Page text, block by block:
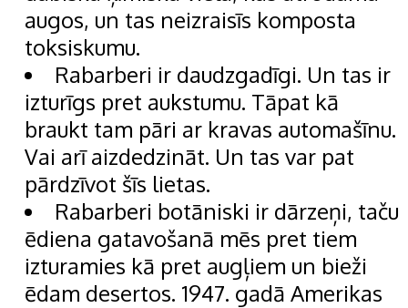
augos, un tas neizraisīs komposta
toksiskumu.
Rabarberi ir daudzgadīgi. Un tas ir
izturīgs pret aukstumu. Tāpat kā
braukt tam pāri ar kravas automašīnu.
Vai arī aizdedzināt. Un tas var pat
pārdzīvot šīs lietas.
Rabarberi botāniski ir dārzeņi, taču
ēdiena gatavošanā mēs pret tiem
izturamies kā pret augļiem un bieži
ēdam desertos. 1947. gadā Amerikas